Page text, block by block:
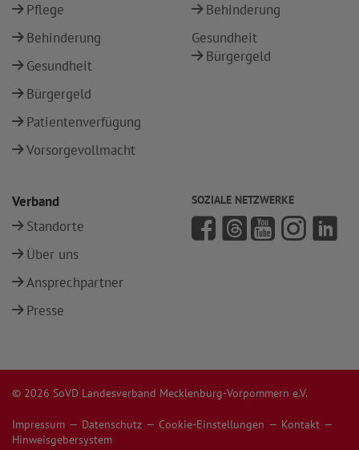
Pflege
Behinderung
Gesundheit
Bürgergeld
Patientenverfügung
Vorsorgevollmacht
Behinderung
Gesundheit
Bürgergeld
Verband
Standorte
Über uns
Ansprechpartner
Presse
SOZIALE NETZWERKE
© 2026 SoVD Landesverband Mecklenburg-Vorpommern e.V.
Impressum Datenschutz Cookie-Einstellungen
Kontakt
Hinweisgebersystem